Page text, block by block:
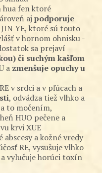
hua fen ktoré
aj podporuje
JIN YE, ktoré sú touto
v hornom ohnisku -
sa prejaví
či suchým kašľom
a zmenšuje opuchy u
v srdci a v pľúcach a
, odvádza tiež vlhko a
to močením,
HUO pečene a
krvi XUE
a kožné vredy
RE, vysušuje vlhko
vylučuje horúci toxín